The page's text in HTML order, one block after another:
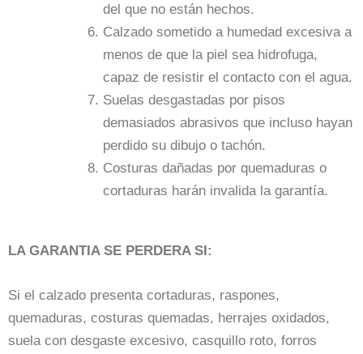
del que no están hechos.
Calzado sometido a humedad excesiva a
menos de que la piel sea hidrofuga,
capaz de resistir el contacto con el agua.
Suelas desgastadas por pisos
demasiados abrasivos que incluso hayan
perdido su dibujo o tachón.
Costuras dañadas por quemaduras o
cortaduras harán invalida la garantía.
LA GARANTIA SE PERDERA SI:
Si el calzado presenta cortaduras, raspones,
quemaduras, costuras quemadas, herrajes oxidados,
suela con desgaste excesivo, casquillo roto, forros